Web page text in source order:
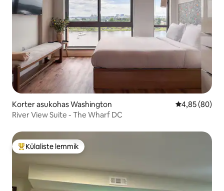
Korter asukohas Washington Keskmine
4,85 (80)
River View Suite - The Wharf DC
Külaliste suur lemmik
Külaliste lemmik